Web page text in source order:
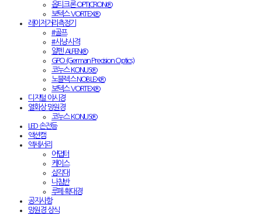
옵티크론 OPTICRON®
보텍스 VORTEX®
레이저거리측정기
#골프
#사냥·사격
알펜 ALPEN®
GPO (German Precision Optics)
코누스 KONUS®
노블렉스 NOBLEX®
보텍스 VORTEX®
디지털 야시경
열화상 망원경
코누스 KONUS®
LED 손전등
액션캠
액세서리
어댑터
케이스
삼각대
나침반
루페·확대경
공지사항
망원경 상식